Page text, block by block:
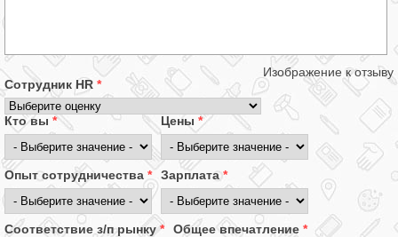
Изображение к отзыву
Сотрудник HR *
Кто вы * Цены *
Опыт сотрудничества * Зарплата*
Соответствие з/п рынку* Общее впечатление *